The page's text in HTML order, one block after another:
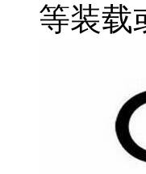
等装载